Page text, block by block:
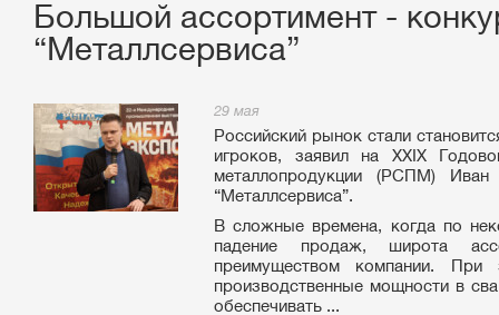
Большой ассортимент -
“Металлсервиса”
29 мая
Российский рынок стали
игроков, заявил на XXIX
металлопродукции (РСПМ) Иван
“Металлсервиса”.
В сложные времена, когда по
падение продаж, широта
преимуществом компании. При
производственные мощности в
обеспечивать ...